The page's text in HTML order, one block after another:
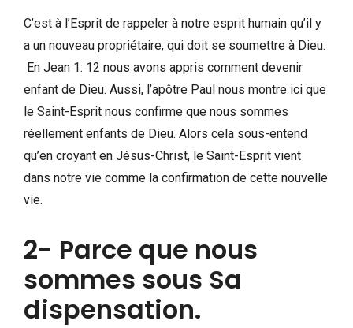
C’est à l’Esprit de rappeler à notre esprit humain qu’il y
a un nouveau propriétaire, qui doit se soumettre à Dieu.
En Jean 1: 12 nous avons appris comment devenir
enfant de Dieu. Aussi, l’apôtre Paul nous montre ici que
le Saint-Esprit nous confirme que nous sommes
réellement enfants de Dieu. Alors cela sous-entend
qu’en croyant en Jésus-Christ, le Saint-Esprit vient
dans notre vie comme la confirmation de cette nouvelle
vie.
2- Parce que nous
sommes sous Sa
dispensation.